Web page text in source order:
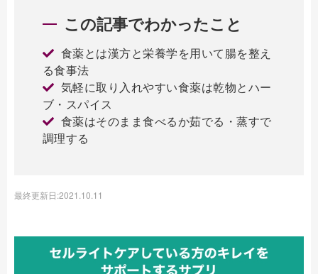
この記事でわかったこと
食薬とは漢方と栄養学を用いて腸を整え
る食事法
気軽に取り入れやすい食薬は乾物とハー
ブ・スパイス
食薬はそのまま食べるか茹でる・蒸すで
調理する
最終更新日:2021.10.11